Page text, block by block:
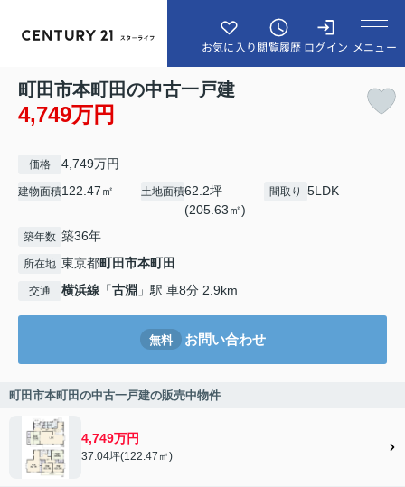
お気に入り閲覧履歴 ログイン メニュー
町田市本町田の中古一戸建
4,749万円
価格 4,749万円
建物面積122.47㎡ 土地面積62.2坪
(205.63㎡)
間取り 5LDK
築年数 築36年
所在地 東京都町田市本町田
交通 横浜線 「古淵 」駅 車8分 2.9km
無料 お問い合わせ
町田市本町田の中古一戸建の販売中物件
4,749万円
37.04坪(122.47㎡)